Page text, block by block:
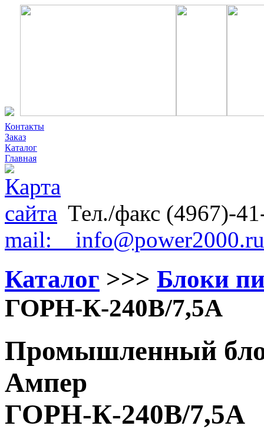
Контакты
Заказ
Каталог
Главная
Тел./факс (4967)-
mail: info@power2000.ru
Каталог >>> Блоки
ГОРН-К-240В/7,5А
Промышленный
Ампер
ГОРН-К-240В/7,5А